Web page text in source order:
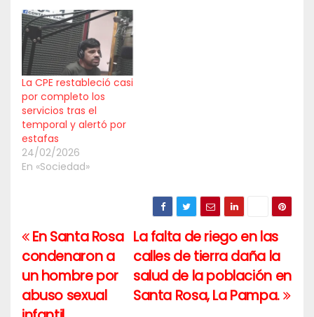
La CPE restableció casi
por completo los
servicios tras el
temporal y alertó por
estafas
24/02/2026
En «Sociedad»
Navegación
de
entradas
La falta de riego en las
calles de tierra daña la
salud de la población en
Santa Rosa, La Pampa.
En Santa Rosa
condenaron a
un hombre por
abuso sexual